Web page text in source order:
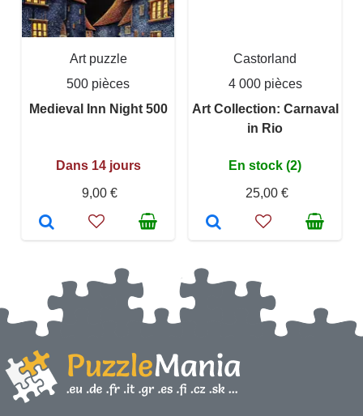
Art puzzle
500 pièces
Medieval Inn Night 500
Dans 14 jours
9,00 €
Castorland
4 000 pièces
Art Collection: Carnaval
in Rio
En stock (2)
25,00 €